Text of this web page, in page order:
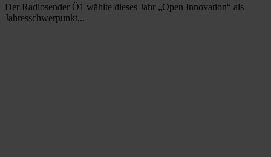
Der Radiosender Ö1 wählte dieses Jahr „Open Innovation“ als
Jahresschwerpunkt...